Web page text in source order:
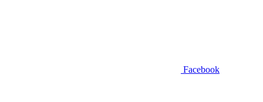
Facebook